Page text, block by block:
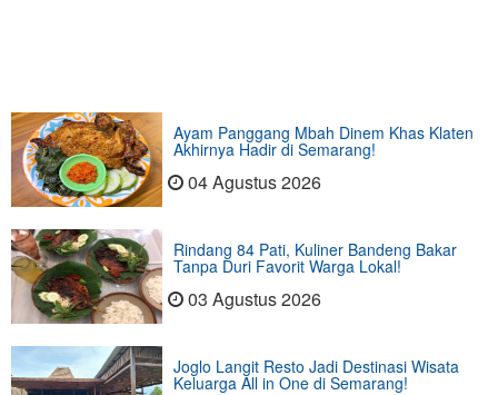
Ayam Panggang Mbah Dinem Khas Klaten
Akhirnya Hadir di Semarang!
04 Agustus 2026
Rindang 84 Pati, Kuliner Bandeng Bakar
Tanpa Duri Favorit Warga Lokal!
03 Agustus 2026
Joglo Langit Resto Jadi Destinasi Wisata
Keluarga All in One di Semarang!